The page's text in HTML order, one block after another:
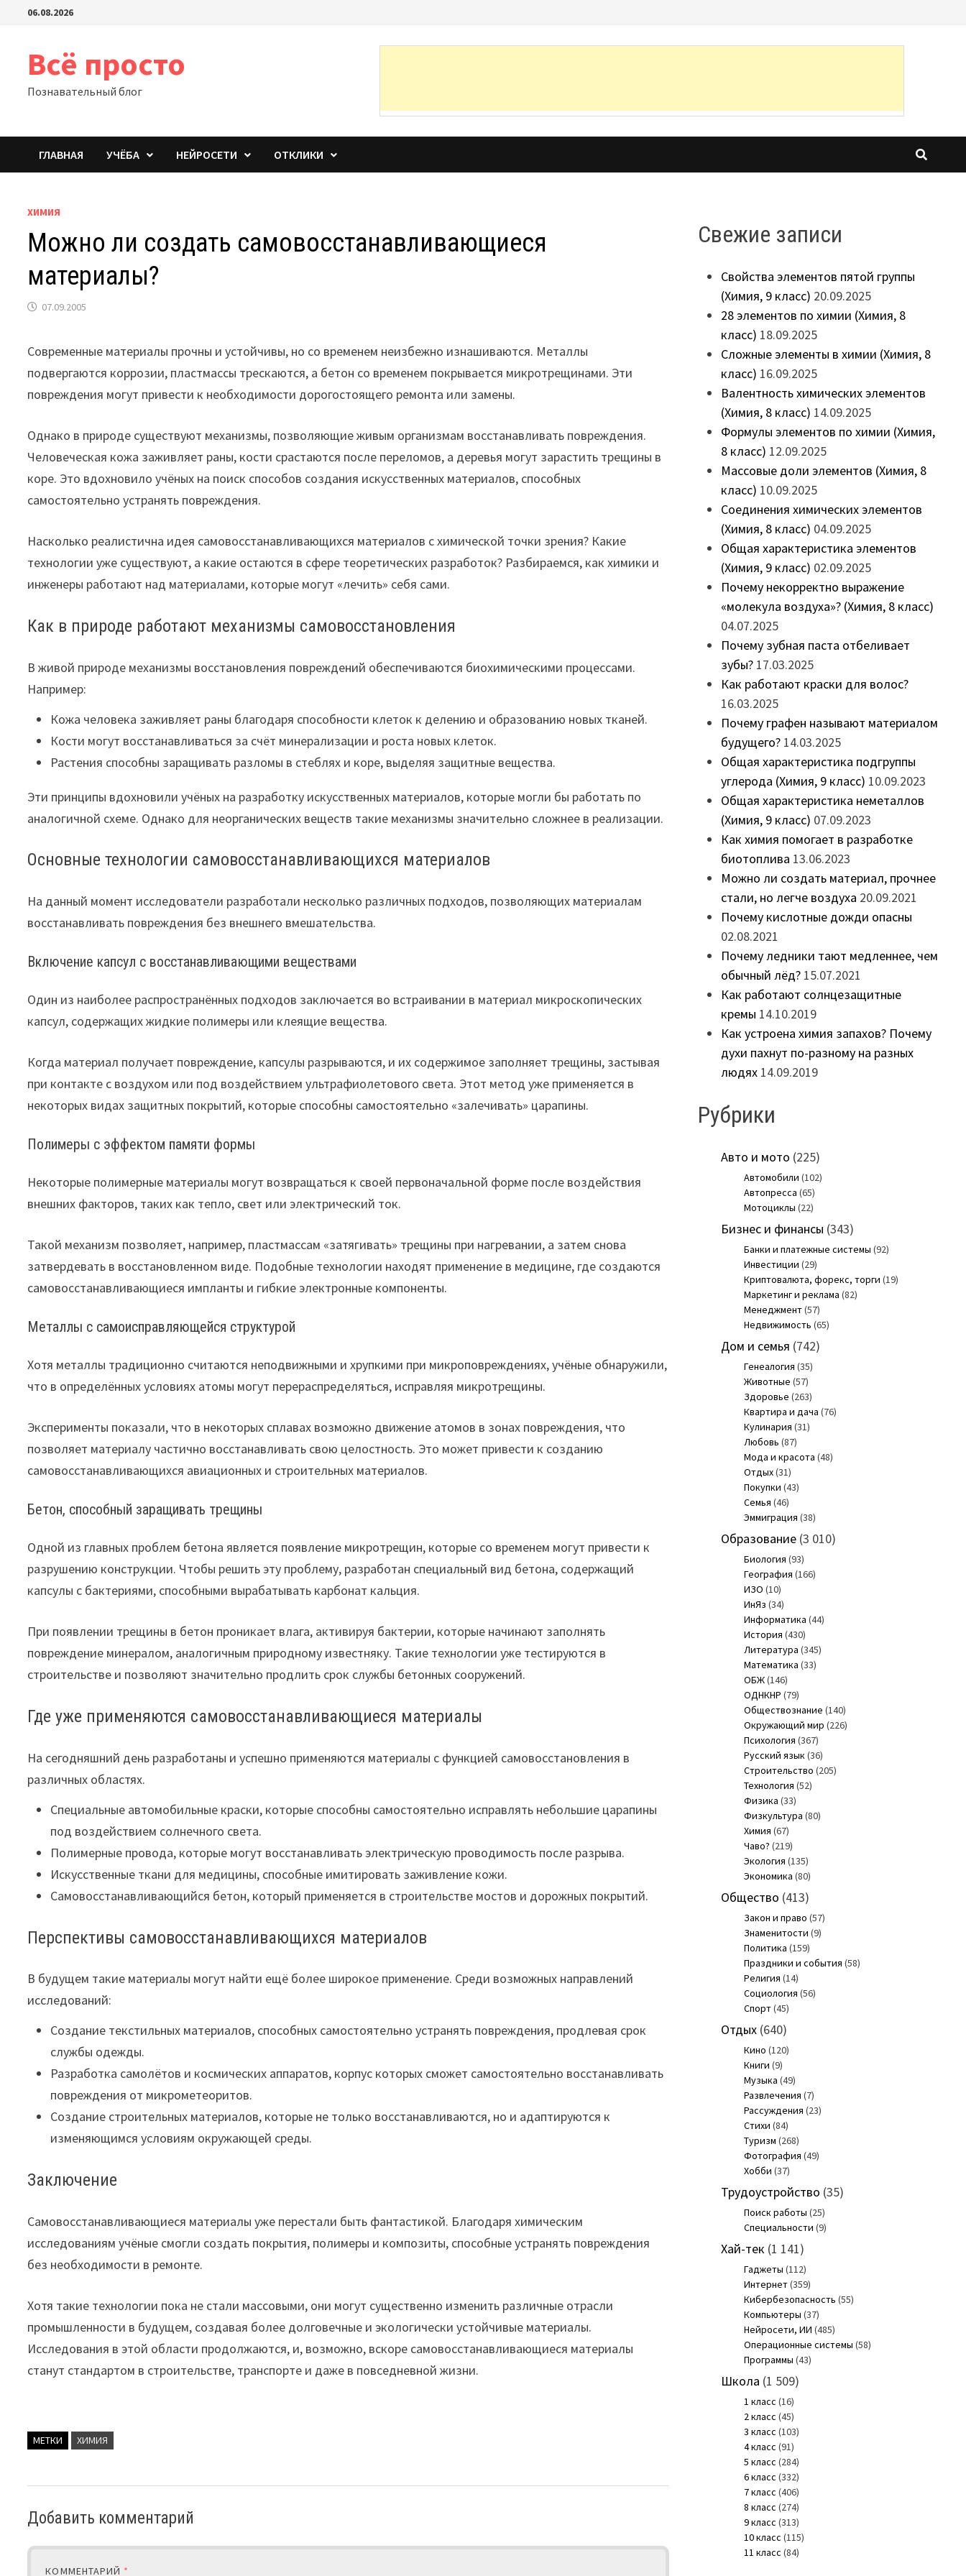
Перейти06.08.2026
Всё просто
Познавательный блог
ГЛАВНАЯ УЧЁБА НЕЙРОСЕТИ ОТКЛИКИ
ХИМИЯ
Можно ли создать самовосстанавливающиеся
материалы?
07.09.2005
Современные материалы прочны и устойчивы, но со временем неизбежно изнашиваются. Металлы
подвергаются коррозии, пластмассы трескаются, а бетон со временем покрывается микротрещинами. Эти
повреждения могут привести к необходимости дорогостоящего ремонта или замены.
Однако в природе существуют механизмы, позволяющие живым организмам восстанавливать повреждения.
Человеческая кожа заживляет раны, кости срастаются после переломов, а деревья могут зарастить трещины в
коре. Это вдохновило учёных на поиск способов создания искусственных материалов, способных
самостоятельно устранять повреждения.
Насколько реалистична идея самовосстанавливающихся материалов с химической точки зрения? Какие
технологии уже существуют, а какие остаются в сфере теоретических разработок? Разбираемся, как химики и
инженеры работают над материалами, которые могут «лечить» себя сами.
Как в природе работают механизмы самовосстановления
В живой природе механизмы восстановления повреждений обеспечиваются биохимическими процессами.
Например:
Кожа человека заживляет раны благодаря способности клеток к делению и образованию новых тканей.
Кости могут восстанавливаться за счёт минерализации и роста новых клеток.
Растения способны заращивать разломы в стеблях и коре, выделяя защитные вещества.
Эти принципы вдохновили учёных на разработку искусственных материалов, которые могли бы работать по
аналогичной схеме. Однако для неорганических веществ такие механизмы значительно сложнее в реализации.
Основные технологии самовосстанавливающихся материалов
На данный момент исследователи разработали несколько различных подходов, позволяющих материалам
восстанавливать повреждения без внешнего вмешательства.
Включение капсул с восстанавливающими веществами
Один из наиболее распространённых подходов заключается во встраивании в материал микроскопических
капсул, содержащих жидкие полимеры или клеящие вещества.
Когда материал получает повреждение, капсулы разрываются, и их содержимое заполняет трещины, застывая
при контакте с воздухом или под воздействием ультрафиолетового света. Этот метод уже применяется в
некоторых видах защитных покрытий, которые способны самостоятельно «залечивать» царапины.
Полимеры с эффектом памяти формы
Некоторые полимерные материалы могут возвращаться к своей первоначальной форме после воздействия
внешних факторов, таких как тепло, свет или электрический ток.
Такой механизм позволяет, например, пластмассам «затягивать» трещины при нагревании, а затем снова
затвердевать в восстановленном виде. Подобные технологии находят применение в медицине, где создаются
самовосстанавливающиеся импланты и гибкие электронные компоненты.
Металлы с самоисправляющейся структурой
Хотя металлы традиционно считаются неподвижными и хрупкими при микроповреждениях, учёные обнаружили,
что в определённых условиях атомы могут перераспределяться, исправляя микротрещины.
Эксперименты показали, что в некоторых сплавах возможно движение атомов в зонах повреждения, что
позволяет материалу частично восстанавливать свою целостность. Это может привести к созданию
самовосстанавливающихся авиационных и строительных материалов.
Бетон, способный заращивать трещины
Одной из главных проблем бетона является появление микротрещин, которые со временем могут привести к
разрушению конструкции. Чтобы решить эту проблему, разработан специальный вид бетона, содержащий
капсулы с бактериями, способными вырабатывать карбонат кальция.
При появлении трещины в бетон проникает влага, активируя бактерии, которые начинают заполнять
повреждение минералом, аналогичным природному известняку. Такие технологии уже тестируются в
строительстве и позволяют значительно продлить срок службы бетонных сооружений.
Где уже применяются самовосстанавливающиеся материалы
На сегодняшний день разработаны и успешно применяются материалы с функцией самовосстановления в
различных областях.
Специальные автомобильные краски, которые способны самостоятельно исправлять небольшие царапины
под воздействием солнечного света.
Полимерные провода, которые могут восстанавливать электрическую проводимость после разрыва.
Искусственные ткани для медицины, способные имитировать заживление кожи.
Самовосстанавливающийся бетон, который применяется в строительстве мостов и дорожных покрытий.
Перспективы самовосстанавливающихся материалов
В будущем такие материалы могут найти ещё более широкое применение. Среди возможных направлений
исследований:
Создание текстильных материалов, способных самостоятельно устранять повреждения, продлевая срок
службы одежды.
Разработка самолётов и космических аппаратов, корпус которых сможет самостоятельно восстанавливать
повреждения от микрометеоритов.
Создание строительных материалов, которые не только восстанавливаются, но и адаптируются к
изменяющимся условиям окружающей среды.
Заключение
Самовосстанавливающиеся материалы уже перестали быть фантастикой. Благодаря химическим
исследованиям учёные смогли создать покрытия, полимеры и композиты, способные устранять повреждения
без необходимости в ремонте.
Хотя такие технологии пока не стали массовыми, они могут существенно изменить различные отрасли
промышленности в будущем, создавая более долговечные и экологически устойчивые материалы.
Исследования в этой области продолжаются, и, возможно, вскоре самовосстанавливающиеся материалы
станут стандартом в строительстве, транспорте и даже в повседневной жизни.
МЕТКИ ХИМИЯ
Добавить комментарий
КОММЕНТАРИЙ *
Свежие записи
Свойства элементов пятой группы
(Химия, 9 класс) 20.09.2025
28 элементов по химии (Химия, 8
класс) 18.09.2025
Сложные элементы в химии (Химия, 8
класс) 16.09.2025
Валентность химических элементов
(Химия, 8 класс) 14.09.2025
Формулы элементов по химии (Химия,
8 класс) 12.09.2025
Массовые доли элементов (Химия, 8
класс) 10.09.2025
Соединения химических элементов
(Химия, 8 класс) 04.09.2025
Общая характеристика элементов
(Химия, 9 класс) 02.09.2025
Почему некорректно выражение
«молекула воздуха»? (Химия, 8 класс)
04.07.2025
Почему зубная паста отбеливает
зубы? 17.03.2025
Как работают краски для волос?
16.03.2025
Почему графен называют материалом
будущего? 14.03.2025
Общая характеристика подгруппы
углерода (Химия, 9 класс) 10.09.2023
Общая характеристика неметаллов
(Химия, 9 класс) 07.09.2023
Как химия помогает в разработке
биотоплива 13.06.2023
Можно ли создать материал, прочнее
стали, но легче воздуха 20.09.2021
Почему кислотные дожди опасны
02.08.2021
Почему ледники тают медленнее, чем
обычный лёд? 15.07.2021
Как работают солнцезащитные
кремы 14.10.2019
Как устроена химия запахов? Почему
духи пахнут по-разному на разных
людях 14.09.2019
Рубрики
Авто и мото (225)
Автомобили (102)
Автопресса (65)
Мотоциклы (22)
Бизнес и финансы (343)
Банки и платежные системы (92)
Инвестиции (29)
Криптовалюта, форекс, торги (19)
Маркетинг и реклама (82)
Менеджмент(57)
Недвижимость (65)
Дом и семья (742)
Генеалогия (35)
Животные (57)
Здоровье (263)
Квартира и дача (76)
Кулинария (31)
Любовь (87)
Мода и красота (48)
Отдых(31)
Покупки (43)
Семья (46)
Эммиграция (38)
Образование(3 010)
Биология (93)
География (166)
ИЗО (10)
ИнЯз (34)
Информатика (44)
История (430)
Литература (345)
Математика (33)
ОБЖ(146)
ОДНКНР (79)
Обществознание (140)
Окружающий мир (226)
Психология (367)
Русский язык(36)
Строительство (205)
Технология (52)
Физика (33)
Физкультура (80)
Химия (67)
Чаво? (219)
Экология (135)
Экономика (80)
Общество (413)
Закон и право (57)
Знаменитости (9)
Политика (159)
Праздники и события (58)
Религия (14)
Социология (56)
Спорт(45)
Отдых(640)
Кино (120)
Книги (9)
Музыка (49)
Развлечения (7)
Рассуждения (23)
Стихи (84)
Туризм (268)
Фотография (49)
Хобби (37)
Трудоустройство (35)
Поиск работы (25)
Специальности (9)
Хай-тек (1 141)
Гаджеты (112)
Интернет(359)
Кибербезопасность (55)
Компьютеры (37)
Нейросети, ИИ (485)
Операционные системы (58)
Программы (43)
Школа (1 509)
1 класс (16)
2 класс (45)
3 класс (103)
4 класс (91)
5 класс (284)
6 класс (332)
7 класс (406)
8 класс (274)
9 класс (313)
10 класс (115)
11 класс (84)